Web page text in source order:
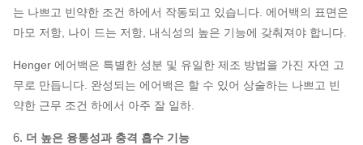
는 나쁘고 빈약한 조건 하에서 작동되고 있습니다. 에어백의 표면은
마모 저항, 나이 드는 저항, 내식성의 높은 기능에 갖춰져야 합니다.
Henger 에어백은 특별한 성분 및 유일한 제조 방법을 가진 자연 고
무로 만듭니다. 완성되는 에어백은 할 수 있어 상술하는 나쁘고 빈
약한 근무 조건 하에서 아주 잘 일하.
6. 더 높은 융통성과 충격 흡수 기능